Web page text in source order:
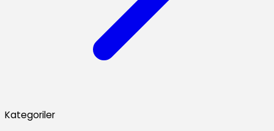
Kategoriler